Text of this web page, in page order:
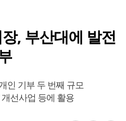
, 부산대에 발전
인 기부 두 번째 규모
개선사업 등에 활용